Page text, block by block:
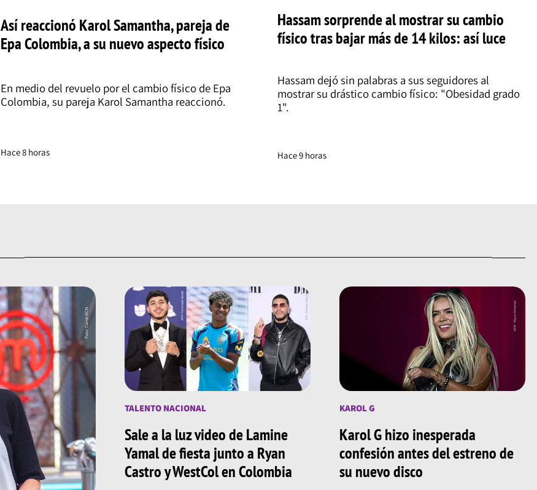
Así reaccionó Karol Samantha, pareja de
Epa Colombia, a su nuevo aspecto físico
En medio del revuelo por el cambio físico de Epa
Colombia, su pareja Karol Samantha reaccionó.
Hace 8 horas
Hassam sorprende al mostrar su cambio
físico tras bajar más de 14 kilos: así luce
Hassam dejó sin palabras a sus seguidores al
mostrar su drástico cambio físico: "Obesidad grado
1".
Hace 9 horas
TALENTO NACIONAL
Sale a la luz video de Lamine
Yamal de fiesta junto a Ryan
Castro y WestCol en Colombia
KAROL G
Karol G hizo inesperada
confesión antes del estreno de
su nuevo disco